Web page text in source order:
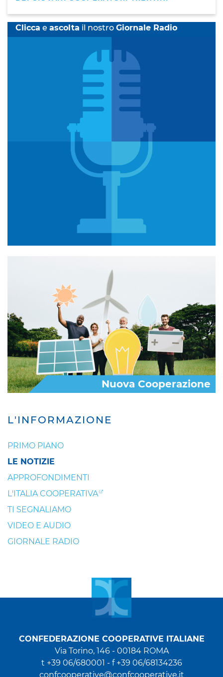
L'INFORMAZIONE
PRIMO PIANO
LE NOTIZIE
APPROFONDIMENTI
L'ITALIA COOPERATIVA
TI SEGNALIAMO
VIDEO E AUDIO
GIORNALE RADIO
Clicca e ascolta il nostro Giornale Radio
Nuova Cooperazione
CONFEDERAZIONE COOPERATIVE ITALIANE
Via Torino, 146 - 00184 ROMA
t +39 06/680001 - f +39 06/68134236
confcooperative@confcooperative.it